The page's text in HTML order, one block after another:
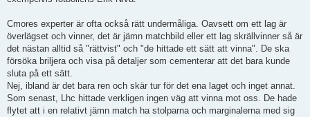
Cmores experter är ofta också rätt undermåliga. Oavsett om ett lag är
överlägset och vinner, det är jämn matchbild eller ett lag skrällvinner så är
det nästan alltid så "rättvist" och "de hittade ett sätt att vinna". De ska
försöka briljera och visa på detaljer som cementerar att det bara kunde
sluta på ett sätt.
Nej, ibland är det bara ren och skär tur för det ena laget och inget annat.
Som senast, Lhc hittade verkligen ingen väg att vinna mot oss. De hade
flytet att i en relativt jämn match ha stolparna och marginalerna med sig